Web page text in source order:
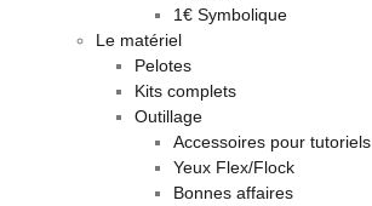
1€ Symbolique
Le matériel
Pelotes
Kits complets
Outillage
Accessoires pour tutoriels
Yeux Flex/Flock
Bonnes affaires